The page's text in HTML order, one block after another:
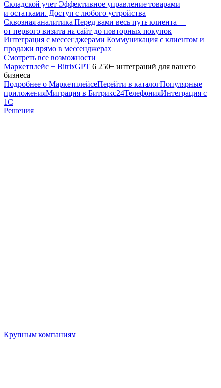
Складской учет Эффективное управление товарами
и остатками. Доступ с любого устройства
Сквозная аналитика Перед вами весь путь клиента —
от первого визита на сайт до повторных покупок
Интеграция с мессенджерами Коммуникация с клиентом и
продажи прямо в мессенджерах
Смотреть все возможности
Маркетплейс + BitrixGPT 6 250+ интеграций для вашего
бизнеса
Подробнее о МаркетплейсеПерейти в каталогПопулярные
приложенияМиграция в Битрикс24ТелефонияИнтеграция с
1С
Решения
Крупным компаниям